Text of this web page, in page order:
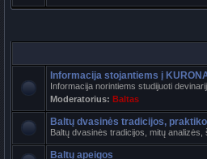
Informacija stojantiems į
Informacija norintiems studijuoti
Moderatorius: Baltas
Baltų dvasinės tradicijos,
Baltų dvasinės tradicijos, mitų analizės,
Baltų apeigos